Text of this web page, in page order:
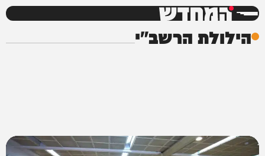
המחדש
הילולת הרשב"י